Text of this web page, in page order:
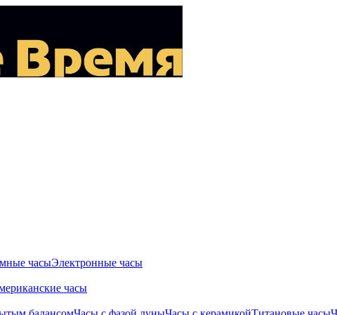
часыЭлектронные часы
часы